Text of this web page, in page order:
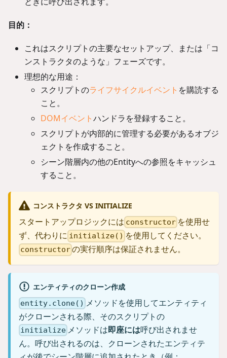
目的：
これはスクリプトの主要なセットアップ、または「コ
ンストラクタのような」フェーズです。
理想的な用途：
スクリプトのライフサイクルイベント を購読する
こと。
DOMイベントハンドラを登録すること。
スクリプトが内部的に管理する必要があるオブジ
ェクトを作成すること。
シーン階層内の他のEntityへの参照をキャッシュ
すること。
コンストラクタ VS INITIALIZE
スタートアップロジックには constructor を使用せ
ず、代わりに initialize() を使用してください。
constructorの実行順序は保証されません。
エンティティのクローン作成
entity.clone() メソッドを使用してエンティティ
がクローンされる際、そのスクリプトの
initialize メソッドは即座には呼び出されませ
ん。呼び出されるのは、クローンされたエンティテ